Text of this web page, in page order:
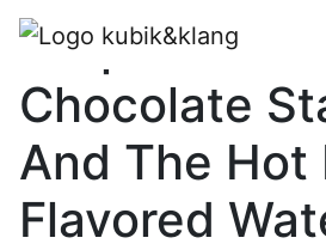
Limp Bizkit –
Chocolate
And The Hot
Flavored